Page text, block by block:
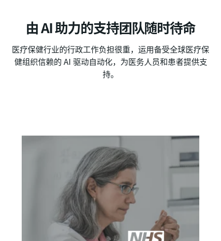
由 AI 助力的支持团队随时待命
医疗保健行业的行政工作负担很重，运用备受全球医疗保
健组织信赖的 AI 驱动自动化，为医务人员和患者提供支
持。